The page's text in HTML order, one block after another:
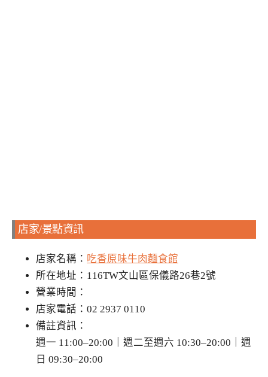
店家/景點資訊
店家名稱： 吃香原味牛肉麵食館
所在地址：116TW文山區保儀路26巷2號
營業時間：
店家電話：02 2937 0110
備註資訊：
週一 11:00–20:00｜週二至週六 10:30–20:00｜週
日 09:30–20:00